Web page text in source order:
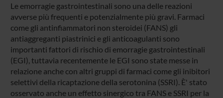
Le emorragie gastrointestinali sono una delle reazioni
avverse più frequenti e potenzialmente più gravi. Farmaci
come gli antinfiammatori non steroidei (FANS) gli
antiaggreganti piastrinici e gli anticoagulanti sono
importanti fattori di rischio di emorragie gastrointestinali
(EGI), tuttavia recentemente le EGI sono state messe in
relazione anche con altri gruppi di farmaci come gli inibitori
selettivi della ricaptazione della serotonina (SSRI). È' stato
osservato anche un effetto sinergico tra FANS e SSRI per la